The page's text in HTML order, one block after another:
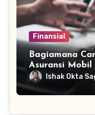
Finansial
Bagiamana
Asuransi
Ishak Okta